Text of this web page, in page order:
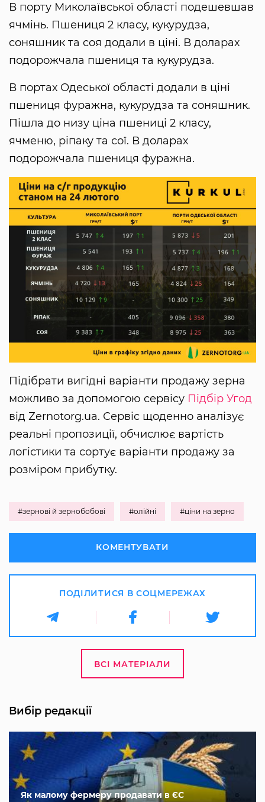
В порту Миколаївської області подешевшав
ячмінь. Пшениця 2 класу, кукурудза,
соняшник та соя додали в ціні. В доларах
подорожчала пшениця та кукурудза.
В портах Одеської області додали в ціні
пшениця фуражна, кукурудза та соняшник.
Пішла до низу ціна пшениці 2 класу,
ячменю, ріпаку та сої. В доларах
подорожчала пшениця фуражна.
Підібрати вигідні варіанти продажу зерна
можливо за допомогою сервісу Підбір Угод
від Zernotorg.ua. Сервіс щоденно аналізує
реальні пропозиції, обчислює вартість
логістики та сортує варіанти продажу за
розміром прибутку.
#зернові й зернобобові #олійні #ціни на зерно
КОМЕНТУВАТИ
ПОДІЛИТИСЯ В СОЦМЕРЕЖАХ
ВСІ МАТЕРІАЛИ
Вибір редакції
Як малому фермеру продавати в ЄС